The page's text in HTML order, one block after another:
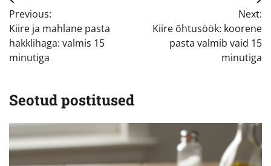
Previous:
Kiire ja mahlane pasta
hakklihaga: valmis 15
minutiga
Next:
Kiire õhtusöök: koorene
pasta valmib vaid 15
minutiga
Seotud postitused